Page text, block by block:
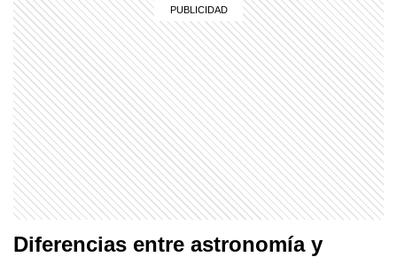
Diferencias entre astronomía y